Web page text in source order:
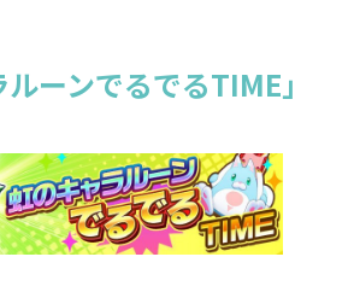
ルーンでるでるTIME」